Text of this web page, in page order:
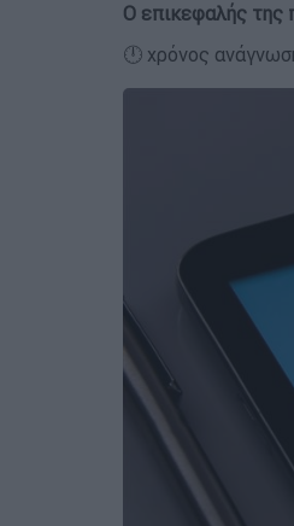
O επικεφαλής της
🕛 χρόνος